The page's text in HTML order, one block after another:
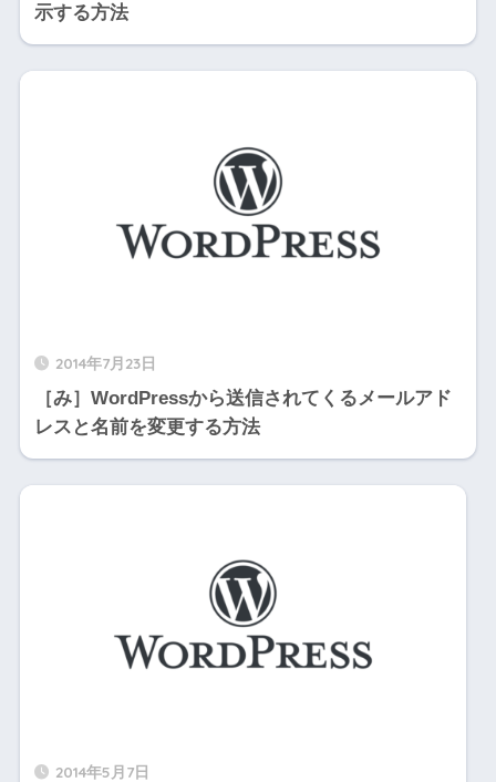
示する方法
2014年7月23日
［み］WordPressから送信されてくるメールアド
レスと名前を変更する方法
2014年5月7日